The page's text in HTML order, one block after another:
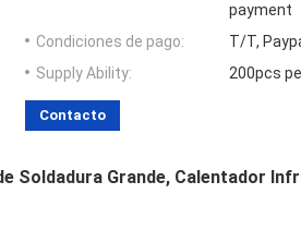
payment
Condiciones de pago:
T/T,
Supply Ability:
200pcs
Contacto
Soldadura Grande, Calentador